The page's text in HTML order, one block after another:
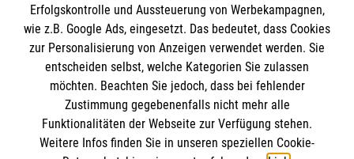
Newsletter abonnieren
Erfolgskontrolle und Aussteuerung von Werbekampagnen,
wie z.B. Google Ads, eingesetzt. Das bedeutet, dass Cookies
zur Personalisierung von Anzeigen verwendet werden. Sie
entscheiden selbst, welche Kategorien Sie zulassen
möchten. Beachten Sie jedoch, dass bei fehlender
Zustimmung gegebenenfalls nicht mehr alle
Funktionalitäten der Webseite zur Verfügung stehen.
Weitere Infos finden Sie in unseren speziellen Cookie-